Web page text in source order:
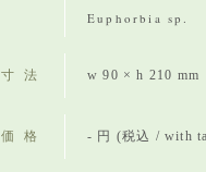
Euphorbia sp.
寸法 w 90 × h 210 mm
価格 - 円 (税込 / with